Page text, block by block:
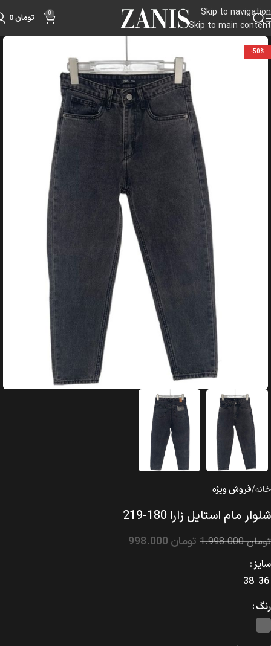
Skip to navigation
Skip to main content
0 تومان
-50%
خانه فروش ویژه
شلوار مام استایل زارا 180-219
تومان1.998.000 تومان
سایز
36
38
رنگ